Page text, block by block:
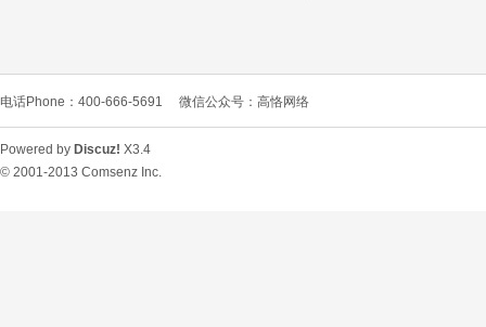
电话Phone：400-666-5691 微信公众号：高恪网络
Powered by Discuz! X3.4
© 2001-2013 Comsenz Inc.